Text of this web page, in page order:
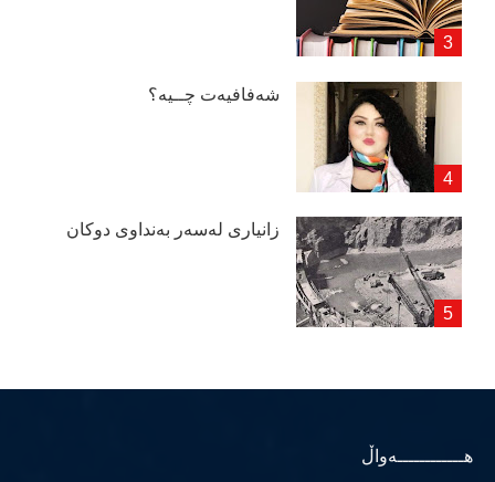
شەفافیەت چــیە؟
زانیاری لەسەر بەنداوی دوكان
هــــــــــــەواڵ